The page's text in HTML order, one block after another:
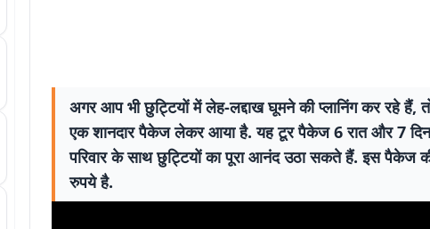
अगर आप भी छुट्टियों में लेह-लद्दाख घूमने की प्लानिंग कर रहे
एक शानदार पैकेज लेकर आया है. यह टूर पैकेज 6 रात और 7
परिवार के साथ छुट्टियों का पूरा आनंद उठा सकते हैं. इस पैकेज
रुपये है.